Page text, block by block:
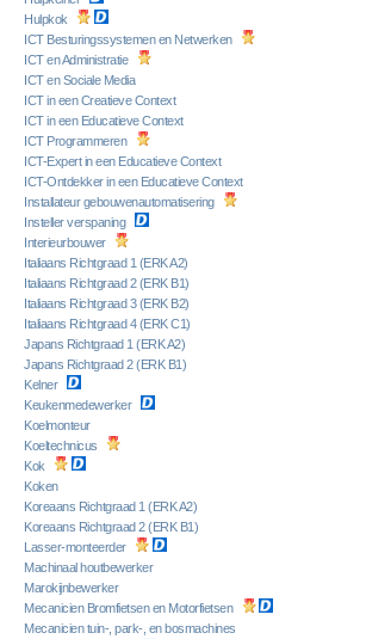
Hulpkok
ICT Besturingssystemen en Netwerken
ICT en Administratie
ICT en Sociale Media
ICT in een Creatieve Context
ICT in een Educatieve Context
ICT Programmeren
ICT-Expert in een Educatieve Context
ICT-Ontdekker in een Educatieve Context
Installateur gebouwenautomatisering
Insteller verspaning
Interieurbouwer
Italiaans Richtgraad 1 (ERK A2)
Italiaans Richtgraad 2 (ERK B1)
Italiaans Richtgraad 3 (ERK B2)
Italiaans Richtgraad 4 (ERK C1)
Japans Richtgraad 1 (ERK A2)
Japans Richtgraad 2 (ERK B1)
Kelner
Keukenmedewerker
Koelmonteur
Koeltechnicus
Kok
Koken
Koreaans Richtgraad 1 (ERK A2)
Koreaans Richtgraad 2 (ERK B1)
Lasser-monteerder
Machinaal houtbewerker
Marokijnbewerker
Mecanicien Bromfietsen en Motorfietsen
Mecanicien tuin-, park-, en bosmachines